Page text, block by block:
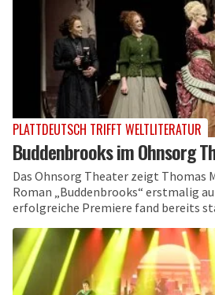
PLATTDEUTSCH TRIFFT WELTLITERATUR
Buddenbrooks im Ohnsorg
Das Ohnsorg Theater zeigt Thomas
Roman „Buddenbrooks“ erstmalig
erfolgreiche Premiere fand bereits